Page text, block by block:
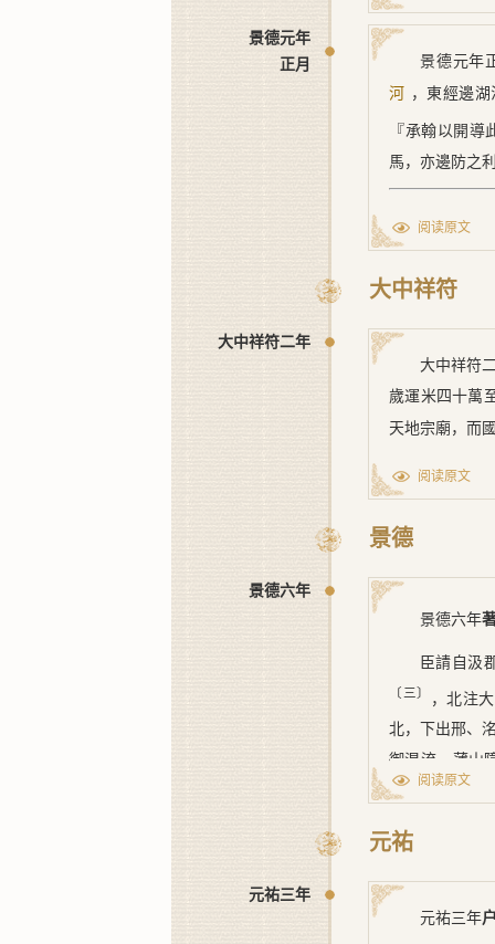
[1] ﹝一﹞役
景德元年
正月
景德元年
河
，東經邊
『承翰以開
馬，亦邊防之
阅读原文
大中祥符
大中祥符二年
大中祥符
歲運米四十萬
天地宗廟，而
阅读原文
景德
景德六年
景德六年
臣請自汲
〔三〕
，北注
北，下出邢、
御混流，薄山
貢
逕牧馬陂，從
名西，歷洹
阅读原文
元祐
元祐三年
元祐三年